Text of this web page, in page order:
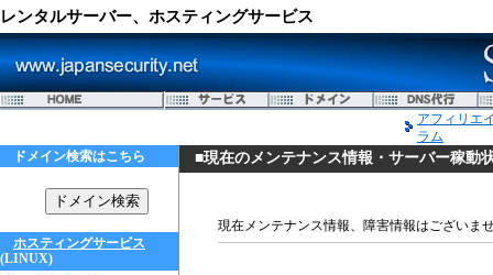
レンタルサーバー、ホスティングサービス
アフィリエ
ラム
ドメイン検索はこちら
ホスティングサービス
(LINUX)
■現在のメンテナンス情報・サーバー稼動
現在メンテナンス情報、障害情報はございま